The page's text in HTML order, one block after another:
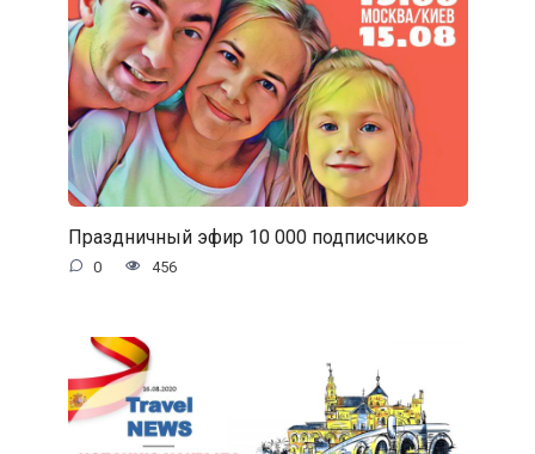
Праздничный эфир 10 000 подписчиков
0 456